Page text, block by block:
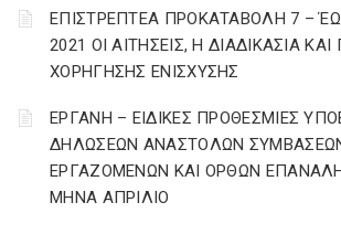
ΕΠΙΣΤΡΕΠΤΕΑ ΠΡΟΚΑΤΑΒΟΛΗ 7 –
2021 ΟΙ ΑΙΤΗΣΕΙΣ, Η ΔΙΑΔΙΚΑΣΙΑ
ΧΟΡΗΓΗΣΗΣ ΕΝΙΣΧΥΣΗΣ
ΕΡΓΑΝΗ – ΕΙΔΙΚΕΣ ΠΡΟΘΕΣΜΙΕΣ
ΔΗΛΩΣΕΩΝ ΑΝΑΣΤΟΛΩΝ
ΕΡΓΑΖΟΜΕΝΩΝ ΚΑΙ ΟΡΘΩΝ
ΜΗΝΑ ΑΠΡΙΛΙΟ